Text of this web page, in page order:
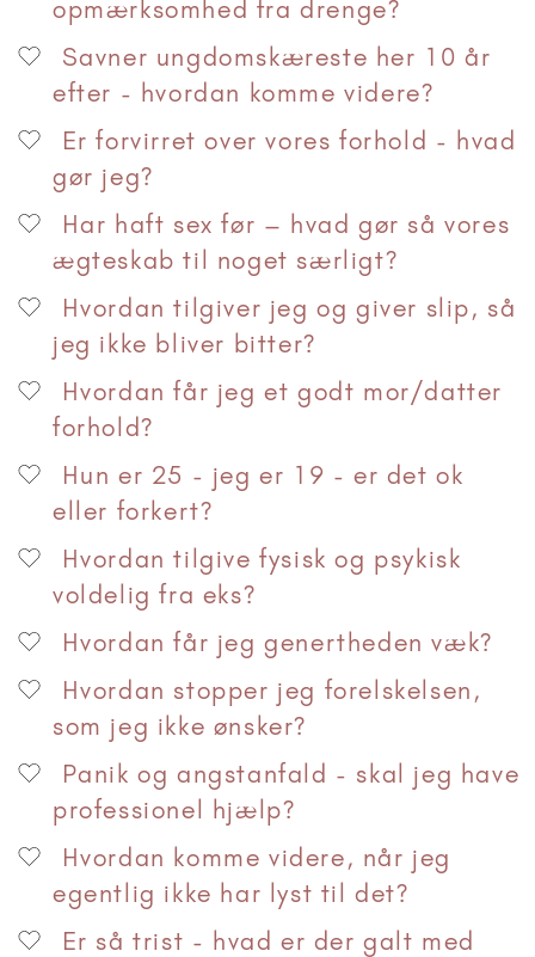
opmærksomhed fra drenge?
Savner ungdomskæreste her 10 år
efter - hvordan komme videre?
Er forvirret over vores forhold - hvad
gør jeg?
Har haft sex før – hvad gør så vores
ægteskab til noget særligt?
Hvordan tilgiver jeg og giver slip, så
jeg ikke bliver bitter?
Hvordan får jeg et godt mor/datter
forhold?
Hun er 25 - jeg er 19 - er det ok
eller forkert?
Hvordan tilgive fysisk og psykisk
voldelig fra eks?
Hvordan får jeg genertheden væk?
Hvordan stopper jeg forelskelsen,
som jeg ikke ønsker?
Panik og angstanfald - skal jeg have
professionel hjælp?
Hvordan komme videre, når jeg
egentlig ikke har lyst til det?
Er så trist - hvad er der galt med